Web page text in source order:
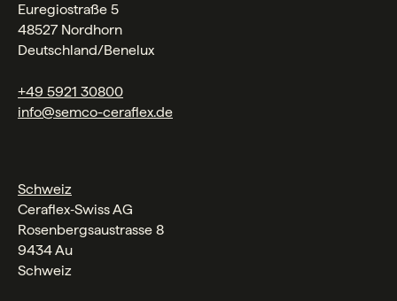
Euregiostraße 5
48527 Nordhorn
Deutschland/Benelux
+49 5921 30800
info@semco-ceraflex.de
Schweiz
Ceraflex‑Swiss AG
Rosenbergsaustrasse 8
9434 Au
Schweiz